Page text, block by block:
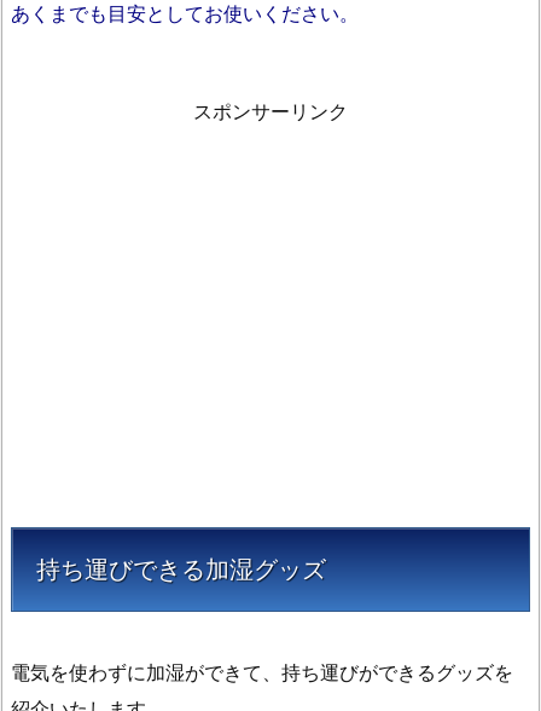
あくまでも目安としてお使いください。
スポンサーリンク
持ち運びできる加湿グッズ
電気を使わずに加湿ができて、持ち運びができるグッズを